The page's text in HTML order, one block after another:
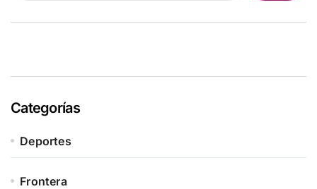
Categorías
Deportes
Frontera